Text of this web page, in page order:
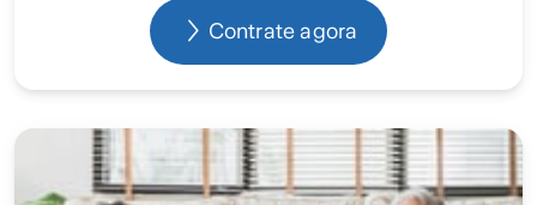
Contrate agora